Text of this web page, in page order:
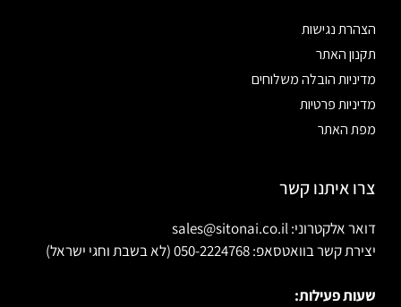
הצהרת נגישות
תקנון האתר
מדיניות הובלה משלוחים
מדיניות פרטיות
מפת האתר
צרו איתנו קשר
דואר אלקטרוני: sales@sitonai.co.il
יצירת קשר בוואטסאפ: 050-2224768 (לא בשבת וחגי ישראל)
שעות פעילות: